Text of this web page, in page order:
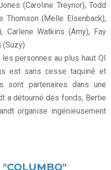
(Caroline Treynor), Todd
Thomson (Melle Elsenback),
Carlene Watkins (Amy), Fay
(Suzy)
personnes au plus haut QI
est sans cesse taquiné et
sont partenaires dans une
a détourné des fonds, Bertie
organise ingénieusement
"COLUMBO"